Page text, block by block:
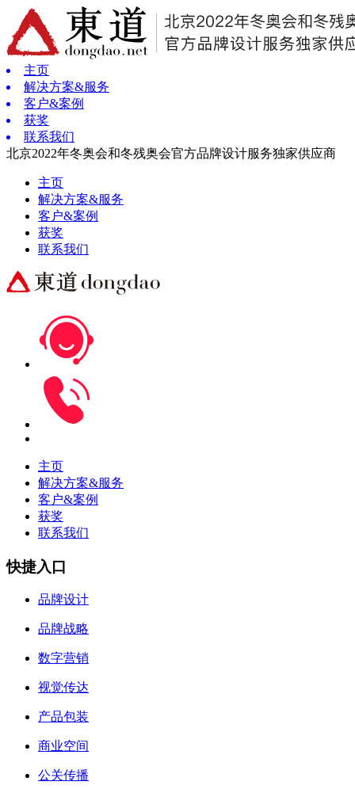
主页
解决方案&服务
客户&案例
获奖
联系我们
北京2022年冬奥会和冬残奥会官方品牌设计服务独家供应商
主页
解决方案&服务
客户&案例
获奖
联系我们
主页
解决方案&服务
客户&案例
获奖
联系我们
快捷入口
品牌设计
品牌战略
数字营销
视觉传达
产品包装
商业空间
公关传播